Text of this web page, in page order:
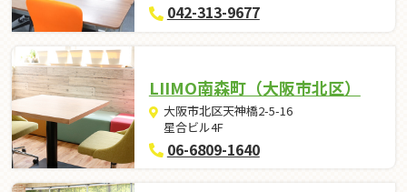
042-313-9677
LIIMO南森町（大阪市北区）
大阪市北区天神橋2-5-16
星合ビル4F
06-6809-1640